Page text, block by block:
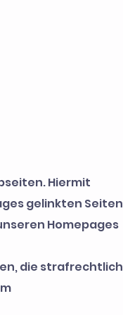
Hiermit
gelinkten Seiten
Homepages
die strafrechtlich